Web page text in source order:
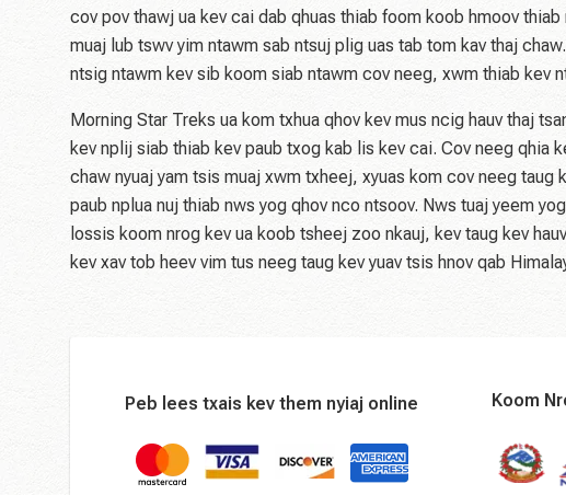
cov pov thawj ua kev cai dab qhuas thiab foom koob hmoov
muaj lub tswv yim ntawm sab ntsuj plig uas tab tom kav thaj
ntsig ntawm kev sib koom siab ntawm cov neeg, xwm thiab kev
Morning Star Treks ua kom txhua qhov kev mus ncig hauv thaj
kev nplij siab thiab kev paub txog kab lis kev cai. Cov neeg qhia
chaw nyuaj yam tsis muaj xwm txheej, xyuas kom cov neeg
paub nplua nuj thiab nws yog qhov nco ntsoov. Nws tuaj yeem
lossis koom nrog kev ua koob tsheej zoo nkauj, kev taug kev
kev xav tob heev vim tus neeg taug kev yuav tsis hnov ​​​​​​qab
Peb lees txais kev them nyiaj online Koom